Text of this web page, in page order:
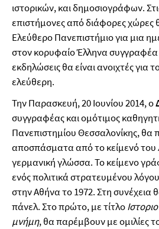
ιστορικών, και δημοσιογράφων.
επιστήμονες από διάφορες χώρες
Ελεύθερο Πανεπιστήμιο για μια
στον κορυφαίο Έλληνα
εκδηλώσεις θα είναι ανοιχτές για
ελεύθερη.
Την Παρασκευή, 20 Ιουνίου 2014, ο
συγγραφέας και ομότιμος
Πανεπιστημίου Θεσσαλονίκης, θα
αποσπάσματα από το κείμενό του
γερμανική γλώσσα. Το κείμενο
ενός πολιτικά στρατευμένου
στην Αθήνα το 1972. Στη
πάνελ. Στο πρώτο, με τίτλο
μνήμη, θα παρέμβουν με ομιλίες